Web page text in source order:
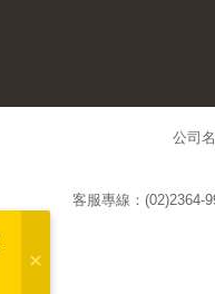
公司
客服專線：(02)2364-